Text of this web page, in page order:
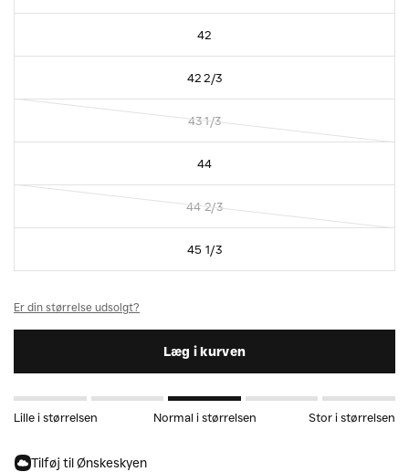
42
42 2/3
43 1/3
44
44 2/3
45 1/3
Er din størrelse udsolgt?
Læg i kurven
Lille i størrelsen Normal i størrelsen Stor i størrelsen
Tilføj til Ønskeskyen